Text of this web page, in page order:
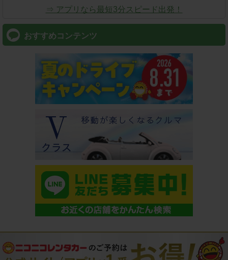
⇒ アプリなら最短3分スピード出発！
おすすめコンテンツ